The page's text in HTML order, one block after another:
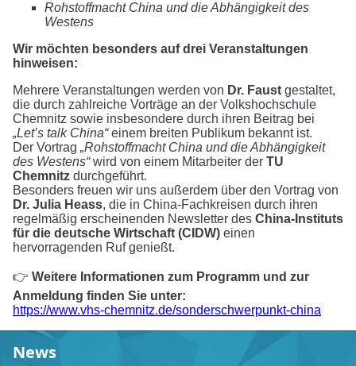
Rohstoffmacht China und die Abhängigkeit des
Westens
Wir möchten besonders auf drei Veranstaltungen
hinweisen:
Mehrere Veranstaltungen werden von Dr. Faust gestaltet,
die durch zahlreiche Vorträge an der Volkshochschule
Chemnitz sowie insbesondere durch ihren Beitrag bei
„Let’s talk China“einem breiten Publikum bekannt ist.
Der Vortrag „Rohstoffmacht China und die Abhängigkeit
des Westens“wird von einem Mitarbeiter der TU
Chemnitz durchgeführt.
Besonders freuen wir uns außerdem über den Vortrag von
Dr. Julia Heass, die in China-Fachkreisen durch ihren
regelmäßig erscheinenden Newsletter des China-Instituts
für die deutsche Wirtschaft (CIDW) einen
hervorragenden Ruf genießt.
👉 Weitere Informationen zum Programm und zur
Anmeldung finden Sie unter:
https://www.vhs-chemnitz.de/sonderschwerpunkt-china
News